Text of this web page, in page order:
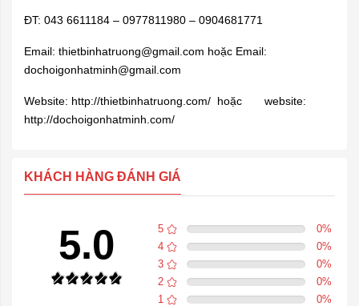
ĐT: 043 6611184 – 0977811980 – 0904681771
Email: thietbinhatruong@gmail.com hoặc Email:
dochoigonhatminh@gmail.com
Website: http://thietbinhatruong.com/ hoặc website:
http://dochoigonhatminh.com/
KHÁCH HÀNG ĐÁNH GIÁ
5.0 5 0%
4
0%
3
0%
2
0%
1
0%